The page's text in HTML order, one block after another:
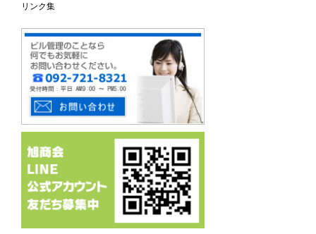
リンク集